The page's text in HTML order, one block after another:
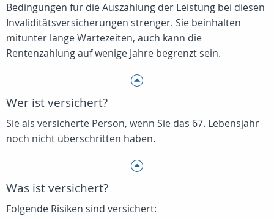
Bedingungen für die Auszahlung der Leistung bei diesen
Invaliditätsversicherungen strenger. Sie beinhalten
mitunter lange Wartezeiten, auch kann die
Rentenzahlung auf wenige Jahre begrenzt sein.
Wer ist versichert?
Sie als versicherte Person, wenn Sie das 67. Lebensjahr
noch nicht überschritten haben.
Was ist versichert?
Folgende Risiken sind versichert: